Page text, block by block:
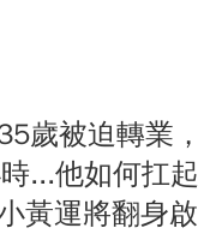
歲被迫轉業，
...他如何扛起
黃運將翻身啟